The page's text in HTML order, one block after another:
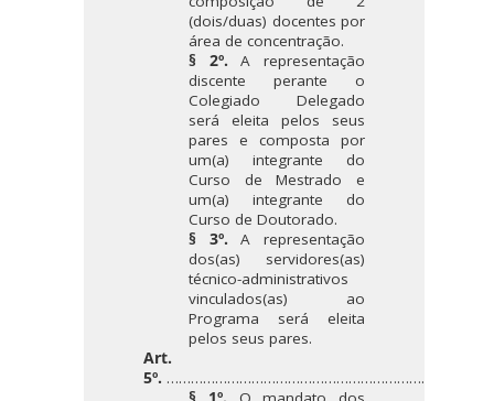
(dois/duas) docentes por
área de concentração.
§ 2º.A representação
discente perante o
Colegiado Delegado
será eleita pelos seus
pares e composta por
um(a) integrante do
Curso de Mestrado e
um(a) integrante do
Curso de Doutorado.
§ 3º.A representação
dos(as) servidores(as)
técnico-administrativos
vinculados(as) ao
Programa será eleita
pelos seus pares.
Art.
5º. ……………………………………………………………………